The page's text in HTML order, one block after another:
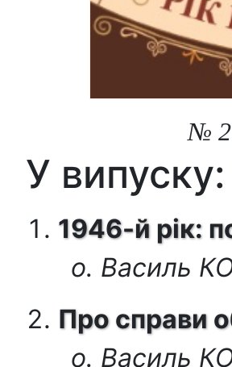
№ 2
У випуску:
1946-й рік:
о. Василь
Про справи
о. Василь